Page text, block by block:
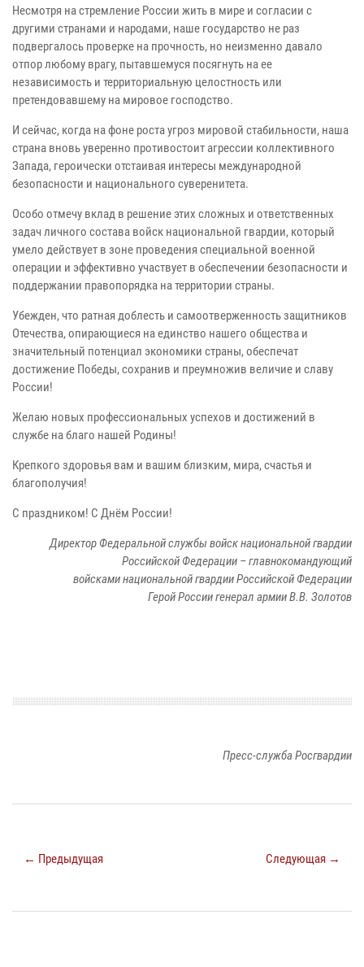
Несмотря на стремление России жить в мире и согласии с
другими странами и народами, наше государство не раз
подвергалось проверке на прочность, но неизменно давало
отпор любому врагу, пытавшемуся посягнуть на ее
независимость и территориальную целостность или
претендовавшему на мировое господство.
И сейчас, когда на фоне роста угроз мировой стабильности, наша
страна вновь уверенно противостоит агрессии коллективного
Запада, героически отстаивая интересы международной
безопасности и национального суверенитета.
Особо отмечу вклад в решение этих сложных и ответственных
задач личного состава войск национальной гвардии, который
умело действует в зоне проведения специальной военной
операции и эффективно участвует в обеспечении безопасности и
поддержании правопорядка на территории страны.
Убежден, что ратная доблесть и самоотверженность защитников
Отечества, опирающиеся на единство нашего общества и
значительный потенциал экономики страны, обеспечат
достижение Победы, сохранив и преумножив величие и славу
России!
Желаю новых профессиональных успехов и достижений в
службе на благо нашей Родины!
Крепкого здоровья вам и вашим близким, мира, счастья и
благополучия!
С праздником! С Днём России!
Директор Федеральной службы войск национальной гвардии
Российской Федерации – главнокомандующий
войсками национальной гвардии Российской Федерации
Герой России генерал армии В.В. Золотов
Пресс-служба Росгвардии
← Предыдущая Следующая →